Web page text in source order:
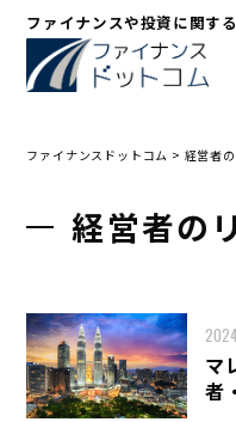
ファイナンスや投資に関す
ファイナンスドットコム > 経営者
経営者の
マ
者